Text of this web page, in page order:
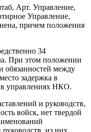
Арт. Управление,
Управление,
причем положения
34
При этом положении
обязанностей между
задержка в
управлениях НКО.
и руководств,
войск, нет твердой